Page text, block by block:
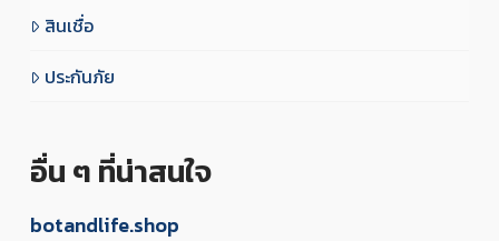
สินเชื่อ
ประกันภัย
อื่น ๆ ที่น่าสนใจ
botandlife.shop